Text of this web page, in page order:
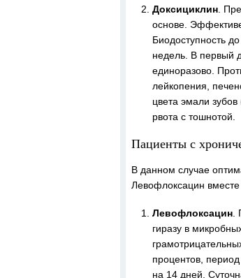
Доксициклин .
основе.
Биодоступность
недель. В первый
единоразово.
лейкопения,
цвета эмали
рвота с тошнотой.
Пациенты с
В данном случае
Левофлоксацин
Левофлоксацин
гиразу в
процентов,
на 14 дней.